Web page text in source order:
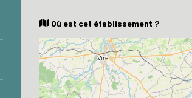
Où est cet établissement ?